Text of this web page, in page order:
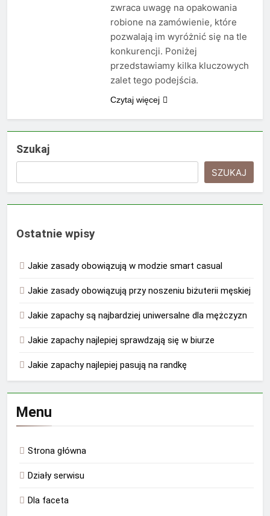
zwraca uwagę na opakowania
robione na zamówienie, które
pozwalają im wyróżnić się na tle
konkurencji. Poniżej
przedstawiamy kilka kluczowych
zalet tego podejścia.
Czytaj więcej
Szukaj
SZUKAJ
Ostatnie wpisy
Jakie zasady obowiązują w modzie smart casual
Jakie zasady obowiązują przy noszeniu biżuterii męskiej
Jakie zapachy są najbardziej uniwersalne dla mężczyzn
Jakie zapachy najlepiej sprawdzają się w biurze
Jakie zapachy najlepiej pasują na randkę
Menu
Strona główna
Działy serwisu
Dla faceta